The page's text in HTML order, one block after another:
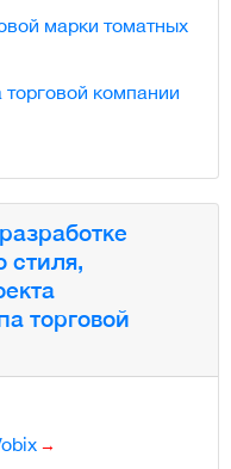
марки томатных
торговой компании
разработке
стиля,
торговой